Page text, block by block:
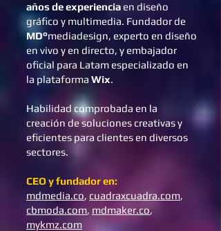
años de experiencia en diseño
gráfico y multimedia. Fundador de
MD°mediadesign, experto en diseño
en vivo y en directo, y embajador
oficial para Latam especializado en
la plataforma Wix.
Habilidad comprobada en la
creación de soluciones creativas y
eficientes para clientes en diversos
sectores.
CEO y fundador en:
mdmedia.co, cuadraxcuadra.com,
cbmoda.com, mdmaker.co,
mykmz.com